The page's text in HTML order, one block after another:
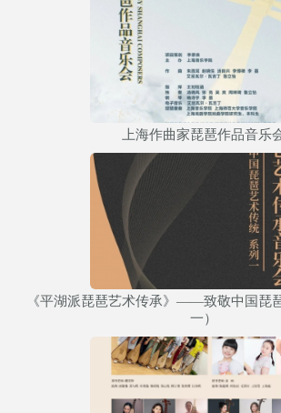
上海作曲家琵琶作品音乐
《平湖派琵琶艺术传承》——致敬中国琵
一）